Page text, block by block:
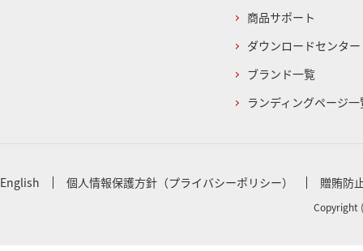
商品サポート
ダウンロードセンター
ブランド一覧
ランディングページ一
English 個人情報保護方針（プライバシーポリシー） 贈賄防
Copyright